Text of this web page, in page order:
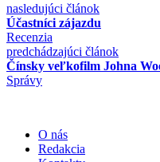
nasledujúci článok
Účastníci zájazdu
Recenzia
predchádzajúci článok
Čínsky veľkofilm Johna
Správy
O nás
Redakcia